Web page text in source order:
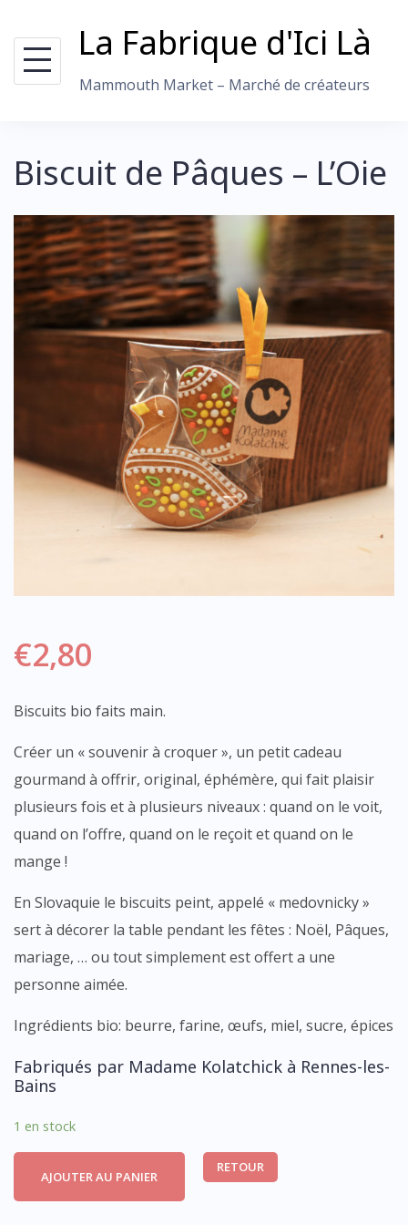
to
content
La Fabrique d'Ici Là
Mammouth Market – Marché de créateurs
Biscuit de Pâques – L’Oie
€2,80
Biscuits bio faits main.
Créer un « souvenir à croquer », un petit cadeau
gourmand à offrir, original, éphémère, qui fait plaisir
plusieurs fois et à plusieurs niveaux : quand on le voit,
quand on l’offre, quand on le reçoit et quand on le
mange !
En Slovaquie le biscuits peint, appelé « medovnicky »
sert à décorer la table pendant les fêtes : Noël, Pâques,
mariage, … ou tout simplement est offert a une
personne aimée.
Ingrédients bio: beurre, farine, œufs, miel, sucre, épices
Fabriqués par Madame Kolatchick à Rennes-les-
Bains
1 en stock
AJOUTER AU PANIER
RETOUR